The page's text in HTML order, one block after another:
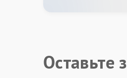
Оставьте